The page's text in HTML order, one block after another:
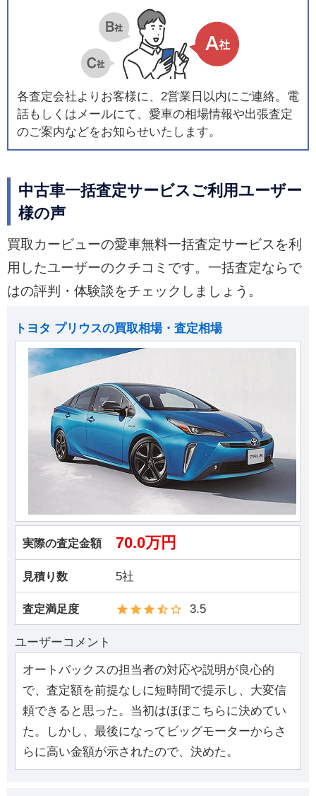
各査定会社よりお客様に、2営業日以内にご連絡。電
話もしくはメールにて、愛車の相場情報や出張査定
のご案内などをお知らせいたします。
中古車一括査定サービスご利用ユーザー
様の声
買取カービューの愛車無料一括査定サービスを利
用したユーザーのクチコミです。一括査定ならで
はの評判・体験談をチェックしましょう。
トヨタ プリウスの買取相場・査定相場
実際の査定金額 70.0万円
見積り数 5社
査定満足度 3.5
ユーザーコメント
オートバックスの担当者の対応や説明が良心的
で、査定額を前提なしに短時間で提示し、大変信
頼できると思った。当初はほぼこちらに決めてい
た。しかし、最後になってビッグモーターからさ
らに高い金額が示されたので、決めた。